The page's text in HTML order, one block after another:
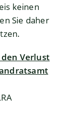
keinen
Sie daher
Verlust